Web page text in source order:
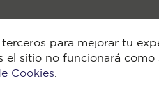
para mejorar tu
el sitio no funcionará
Cookies.